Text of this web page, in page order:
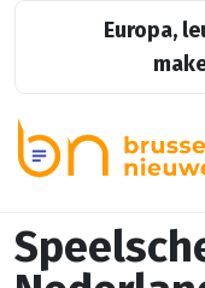
Europa,